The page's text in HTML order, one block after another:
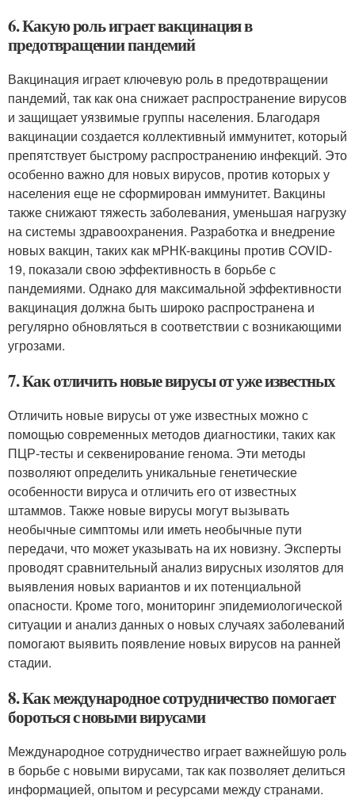
6. Какую роль играет вакцинация в
предотвращении пандемий
Вакцинация играет ключевую роль в предотвращении
пандемий, так как она снижает распространение вирусов
и защищает уязвимые группы населения. Благодаря
вакцинации создается коллективный иммунитет, который
препятствует быстрому распространению инфекций. Это
особенно важно для новых вирусов, против которых у
населения еще не сформирован иммунитет. Вакцины
также снижают тяжесть заболевания, уменьшая нагрузку
на системы здравоохранения. Разработка и внедрение
новых вакцин, таких как мРНК-вакцины против COVID-
19, показали свою эффективность в борьбе с
пандемиями. Однако для максимальной эффективности
вакцинация должна быть широко распространена и
регулярно обновляться в соответствии с возникающими
угрозами.
7. Как отличить новые вирусы от уже известных
Отличить новые вирусы от уже известных можно с
помощью современных методов диагностики, таких как
ПЦР-тесты и секвенирование генома. Эти методы
позволяют определить уникальные генетические
особенности вируса и отличить его от известных
штаммов. Также новые вирусы могут вызывать
необычные симптомы или иметь необычные пути
передачи, что может указывать на их новизну. Эксперты
проводят сравнительный анализ вирусных изолятов для
выявления новых вариантов и их потенциальной
опасности. Кроме того, мониторинг эпидемиологической
ситуации и анализ данных о новых случаях заболеваний
помогают выявить появление новых вирусов на ранней
стадии.
8. Как международное сотрудничество помогает
бороться с новыми вирусами
Международное сотрудничество играет важнейшую роль
в борьбе с новыми вирусами, так как позволяет делиться
информацией, опытом и ресурсами между странами.